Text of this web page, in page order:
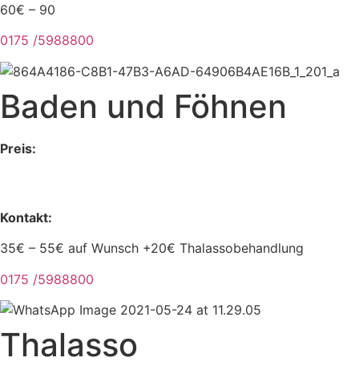
60€ – 90
0175 /5988800
Baden und Föhnen
Preis:
Kontakt:
35€ – 55€ auf Wunsch +20€ Thalassobehandlung
0175 /5988800
Thalasso